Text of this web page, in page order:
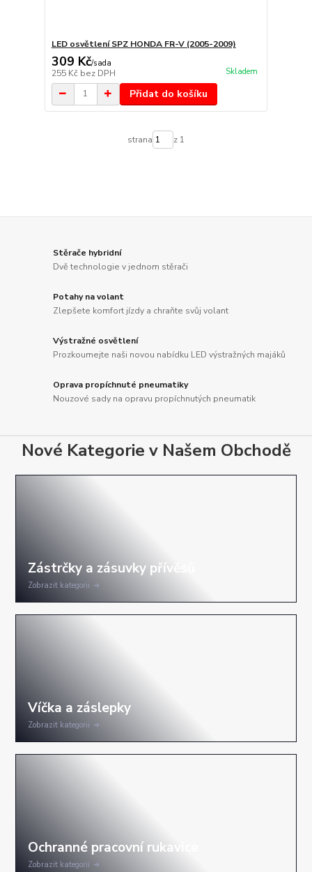
LED osvětlení SPZ HONDA FR-V (2005-2009)
309 Kč/sada
255 Kč bez DPH Skladem
Přidat do košíku
strana z 1
Stěrače hybridní
Dvě technologie v jednom stěrači
Potahy na volant
Zlepšete komfort jízdy a chraňte svůj volant
Výstražné osvětlení
Prozkoumejte naši novou nabídku LED výstražných majáků
Oprava propíchnuté pneumatiky
Nouzové sady na opravu propíchnutých pneumatik
Nové Kategorie v Našem Obchodě
Zobrazit kategorii
Zobrazit kategorii
Zobrazit kategorii